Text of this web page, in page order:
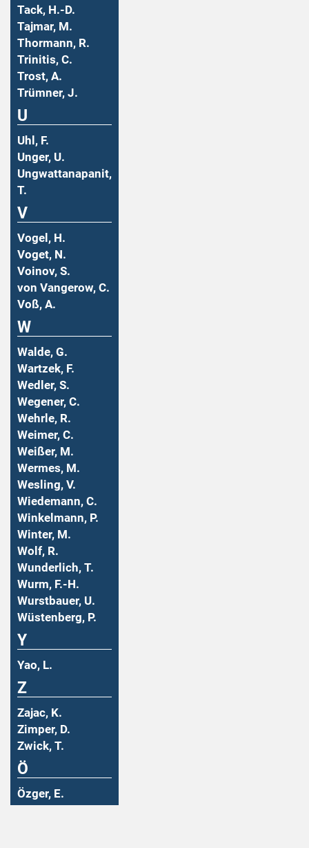
Tack, H.-D.
Tajmar, M.
Thormann, R.
Trinitis, C.
Trost, A.
Trümner, J.
U
Uhl, F.
Unger, U.
Ungwattanapanit,
T.
V
Vogel, H.
Voget, N.
Voinov, S.
von Vangerow, C.
Voß, A.
W
Walde, G.
Wartzek, F.
Wedler, S.
Wegener, C.
Wehrle, R.
Weimer, C.
Weißer, M.
Wermes, M.
Wesling, V.
Wiedemann, C.
Winkelmann, P.
Winter, M.
Wolf, R.
Wunderlich, T.
Wurm, F.-H.
Wurstbauer, U.
Wüstenberg, P.
Y
Yao, L.
Z
Zajac, K.
Zimper, D.
Zwick, T.
Ö
Özger, E.